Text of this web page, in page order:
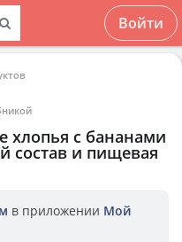
Войти
хлопья с бананами
состав и пищевая
в приложении Мой